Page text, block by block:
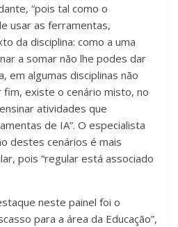
“pois tal como o
usar as ferramentas,
da disciplina: como a uma
a somar não lhe podes dar
em algumas disciplinas não
existe o cenário misto, no
atividades que
de IA”. O especialista
destes cenários é mais
pois “regular está associado
neste painel foi o
para a área da Educação”,